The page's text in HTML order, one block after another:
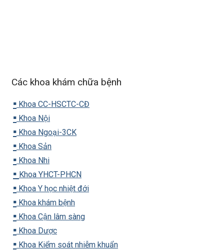
Các khoa khám chữa bệnh
▪️ Khoa CC-HSCTC-CĐ
▪️ Khoa Nội
▪️ Khoa Ngoại-3CK
▪️ Khoa Sản
▪️ Khoa Nhi
▪️ Khoa YHCT-PHCN
▪️ Khoa Y học nhiệt đới
▪️ Khoa khám bệnh
▪️ Khoa Cận lâm sàng
▪️ Khoa Dược
▪️ Khoa Kiểm soát nhiễm khuẩn